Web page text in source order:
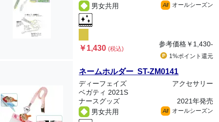
男女共用
All オールシーズン
￥1,430(税込)
参考価格￥1,430-
1%ポイント 還元
ネームホルダー ST-ZM0141
ディーフェイズ
アクセサリー
ベガティ 2021S
ナースグッズ
2021年発売
男女共用
All オールシーズン